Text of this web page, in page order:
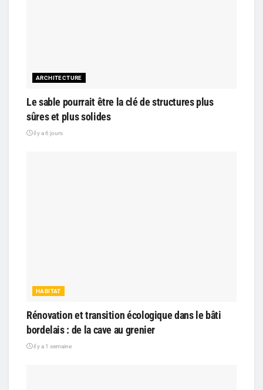
ARCHITECTURE
Le sable pourrait être la clé de structures plus
sûres et plus solides
il y a 6 jours
HABITAT
Rénovation et transition écologique dans le bâti
bordelais : de la cave au grenier
il y a 1 semaine